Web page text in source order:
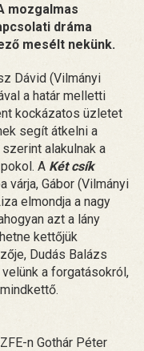
mozgalmas
dráma
mesélt nekünk.
Dávid (Vilmányi
a határ melletti
kockázatos üzletet
segít átkelni a
alakulnak a
A Két csík
várja, Gábor (Vilmányi
elmondja a nagy
azt a lány
kettőjük
Dudás Balázs
a forgatásokról,
n Gothár Péter